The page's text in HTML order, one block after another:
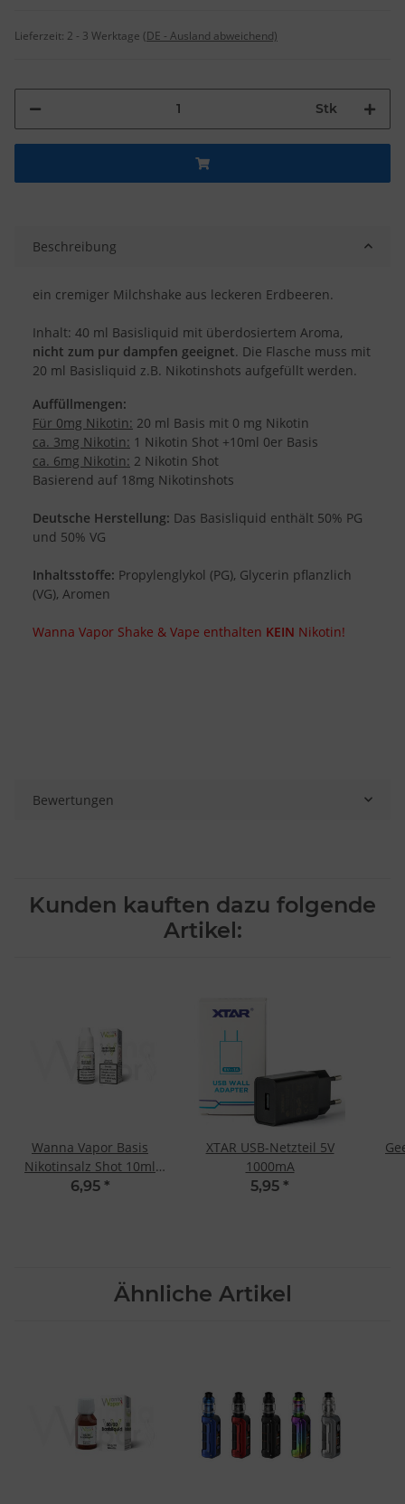
Lieferzeit: 2 - 3 Werktage (DE - Ausland abweichend)
Stk
Beschreibung
ein cremiger Milchshake aus leckeren Erdbeeren.
Inhalt: 40 ml Basisliquid mit überdosiertem Aroma,
nicht zum pur dampfen geeignet. Die Flasche muss mit
20 ml Basisliquid z.B. Nikotinshots aufgefüllt werden.
Auffüllmengen:
Für 0mg Nikotin: 20 ml Basis mit 0 mg Nikotin
ca. 3mg Nikotin: 1 Nikotin Shot +10ml 0er Basis
ca. 6mg Nikotin: 2 Nikotin Shot
Basierend auf 18mg Nikotinshots
Deutsche Herstellung: Das Basisliquid enthält 50% PG
und 50% VG
Inhaltsstoffe: Propylenglykol (PG), Glycerin pflanzlich
(VG), Aromen
Wanna Vapor Shake & Vape enthalten KEIN Nikotin!
Bewertungen
Kunden kauften dazu folgende
Artikel:
Wanna Vapor Basis
Nikotinsalz Shot 10ml
20mg - 50/50
6,95 *
XTAR USB-Netzteil 5V
1000mA
5,95 *
Ähnliche Artikel